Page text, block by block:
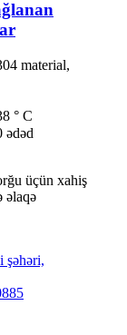
material,
° C
ədəd
üçün xahiş
əlaqə
şəhəri,